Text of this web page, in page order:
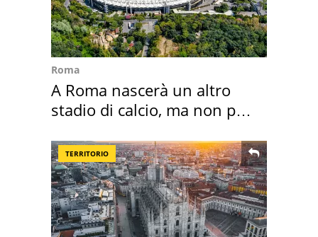
Roma
A Roma nascerà un altro
stadio di calcio, ma non per
TERRITORIO